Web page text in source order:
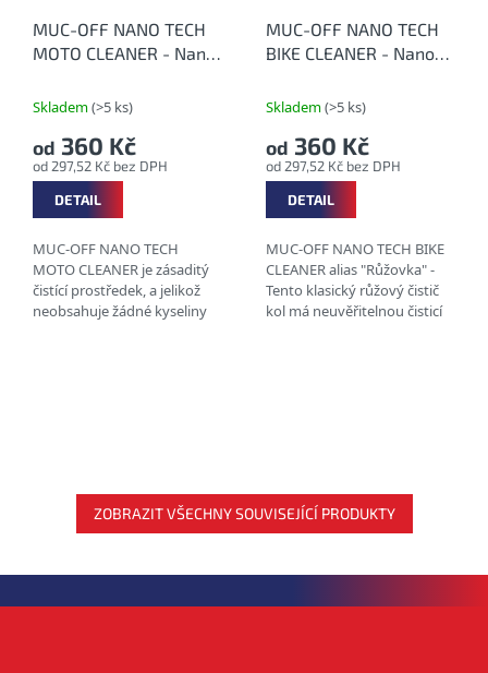
MUC-OFF NANO TECH
MOTO CLEANER - Nano
motocykly
Skladem(>5 ks)
od 297,52 Kč bez DPH
od 360 Kč
DETAIL
MUC-OFF NANO TECH
MOTO CLEANER je zásaditý
čistící prostředek, a jelikož
neobsahuje žádné kyseliny
MUC-OFF NANO TECH
BIKE CLEANER - Nano
Skladem(>5 ks)
od 297,52 Kč bez DPH
od 360 Kč
DETAIL
MUC-OFF NANO TECH BIKE
CLEANER alias "Růžovka" -
Tento klasický růžový čistič
kol má neuvěřitelnou čisticí
ZOBRAZIT VŠECHNY SOUVISEJÍCÍ PRODUKTY